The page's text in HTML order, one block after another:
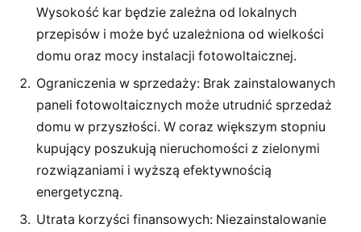
Wysokość kar będzie zależna od lokalnych
przepisów i może być uzależniona od wielkości
domu oraz mocy instalacji fotowoltaicznej.
Ograniczenia w sprzedaży: Brak zainstalowanych
paneli fotowoltaicznych może utrudnić sprzedaż
domu w przyszłości. W coraz większym stopniu
kupujący poszukują nieruchomości z zielonymi
rozwiązaniami i wyższą efektywnością
energetyczną.
Utrata korzyści finansowych: Niezainstalowanie